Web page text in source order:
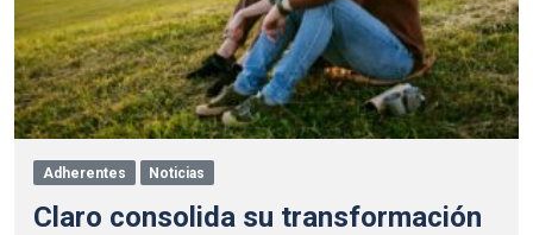
Adherentes Noticias
Claro consolida su transformación